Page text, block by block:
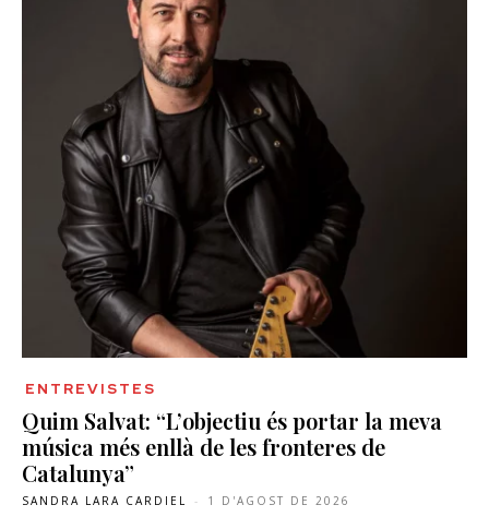
ENTREVISTES
Quim Salvat: “L’objectiu és portar la meva
música més enllà de les fronteres de
Catalunya”
SANDRA LARA CARDIEL - 1 D'AGOST DE 2026